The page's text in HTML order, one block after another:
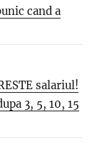
cand a
salariul!
3, 5, 10, 15